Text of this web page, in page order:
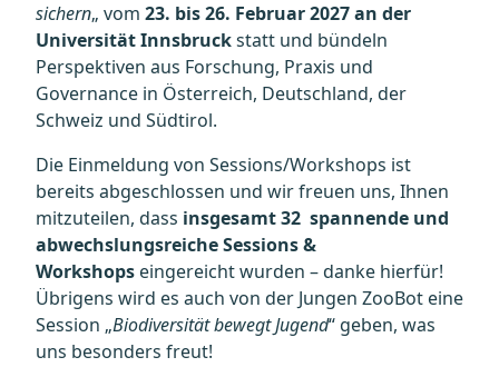
sichern„ vom 23. bis 26. Februar 2027an der
Universität Innsbruckstatt und bündeln
Perspektiven aus Forschung, Praxis und
Governance in Österreich, Deutschland, der
Schweiz und Südtirol.
Die Einmeldung von Sessions/Workshops ist
bereits abgeschlossen und wir freuen uns, Ihnen
mitzuteilen, dass insgesamt 32 spannende und
abwechslungsreiche Sessions &
Workshops eingereicht wurden – danke hierfür!
Übrigens wird es auch von der Jungen ZooBot eine
Session „Biodiversität bewegt Jugend“ geben, was
uns besonders freut!